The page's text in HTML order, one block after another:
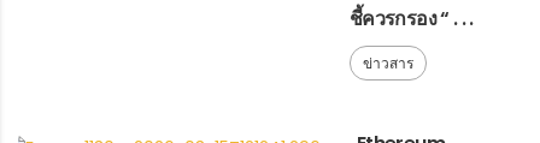
ชี้ควรกรอง “ . . .
ข่าวสาร